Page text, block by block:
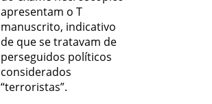
apresentam o T
manuscrito, indicativo
de que se tratavam de
perseguidos políticos
considerados
“terroristas”.